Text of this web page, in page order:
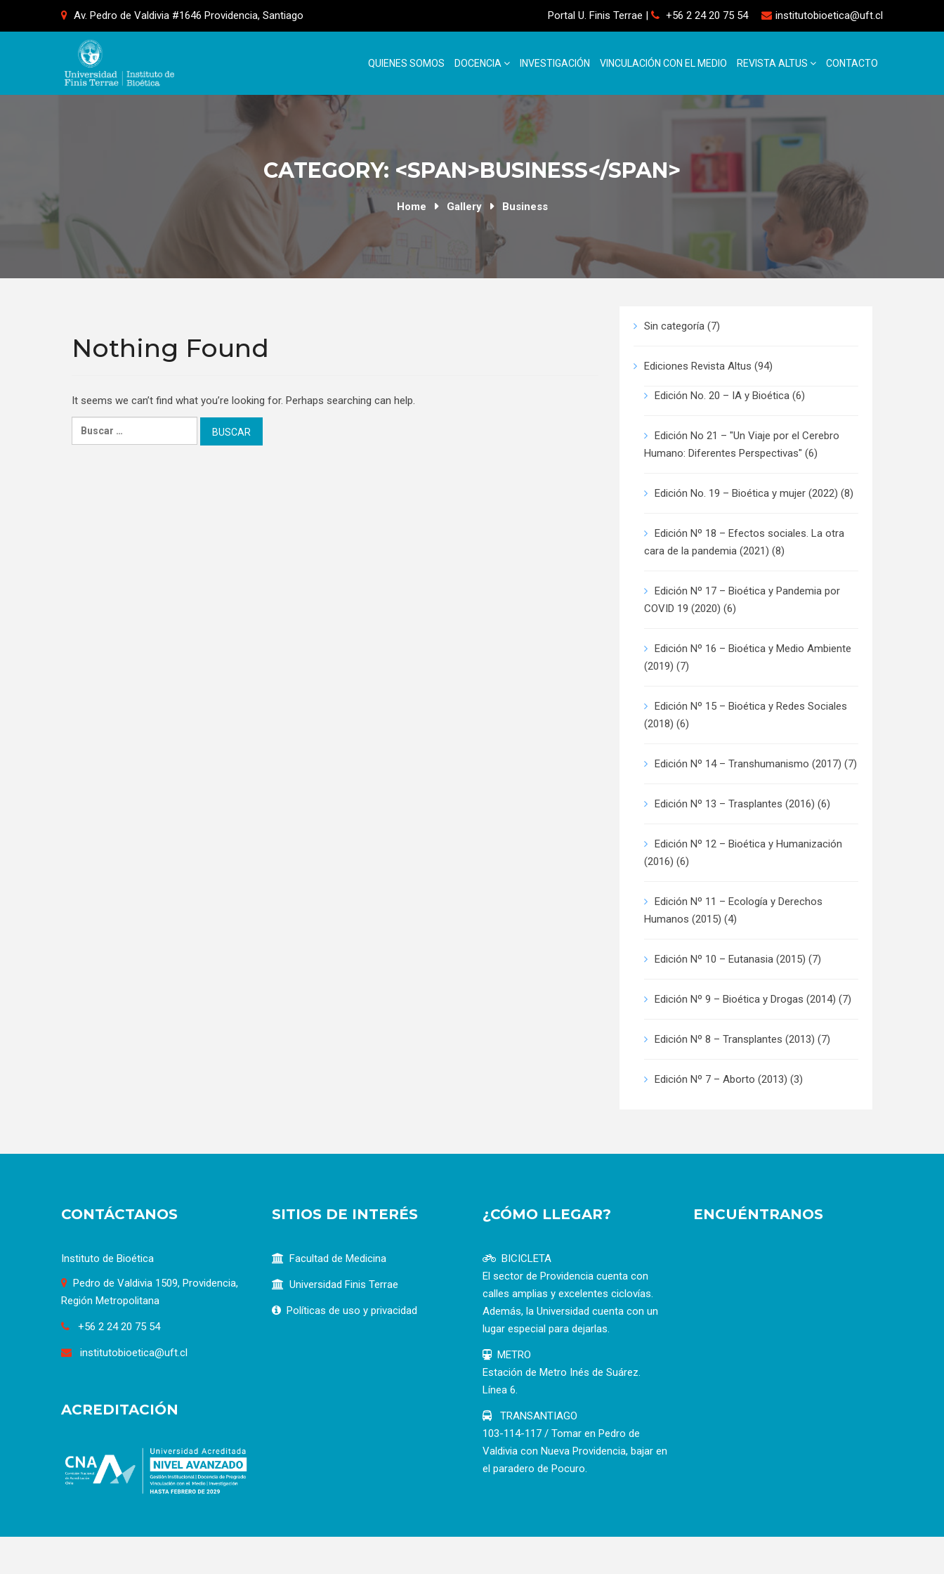
Av. Pedro de Valdivia #1646 Providencia, Santiago Portal U. Finis Terrae | +56 2 24 20 75 54 institutobioetica@uft.cl
QUIENES SOMOS DOCENCIA INVESTIGACIÓN VINCULACIÓN CON EL MEDIO REVISTA ALTUS CONTACTO
CATEGORY: <SPAN>BUSINESS</SPAN>
Home Gallery Business
Nothing Found
It seems we can’t find what you’re looking for. Perhaps searching can help.
Buscar:
Sin categoría (7)
Ediciones Revista Altus (94)
Edición No. 20 – IA y Bioética (6)
Edición No 21 – "Un Viaje por el Cerebro
Humano: Diferentes Perspectivas" (6)
Edición No. 19 – Bioética y mujer (2022) (8)
Edición Nº 18 – Efectos sociales. La otra
cara de la pandemia (2021) (8)
Edición Nº 17 – Bioética y Pandemia por
COVID 19 (2020) (6)
Edición Nº 16 – Bioética y Medio Ambiente
(2019) (7)
Edición Nº 15 – Bioética y Redes Sociales
(2018) (6)
Edición Nº 14 – Transhumanismo (2017) (7)
Edición Nº 13 – Trasplantes (2016) (6)
Edición Nº 12 – Bioética y Humanización
(2016) (6)
Edición Nº 11 – Ecología y Derechos
Humanos (2015) (4)
Edición Nº 10 – Eutanasia (2015) (7)
Edición Nº 9 – Bioética y Drogas (2014) (7)
Edición Nº 8 – Transplantes (2013) (7)
Edición Nº 7 – Aborto (2013) (3)
CONTÁCTANOS
Instituto de Bioética
Pedro de Valdivia 1509, Providencia,
Región Metropolitana
+56 2 24 20 75 54
institutobioetica@uft.cl
ACREDITACIÓN
SITIOS DE INTERÉS
Facultad de Medicina
Universidad Finis Terrae
Políticas de uso y privacidad
¿CÓMO LLEGAR?
BICICLETA
El sector de Providencia cuenta con
calles amplias y excelentes ciclovías.
Además, la Universidad cuenta con un
lugar especial para dejarlas.
METRO
Estación de Metro Inés de Suárez.
Línea 6.
TRANSANTIAGO
103-114-117 / Tomar en Pedro de
Valdivia con Nueva Providencia, bajar en
el paradero de Pocuro.
ENCUÉNTRANOS